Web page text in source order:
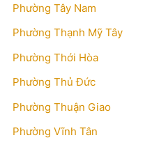
Phường Tây Nam
Phường Thạnh Mỹ Tây
Phường Thới Hòa
Phường Thủ Đức
Phường Thuận Giao
Phường Vĩnh Tân